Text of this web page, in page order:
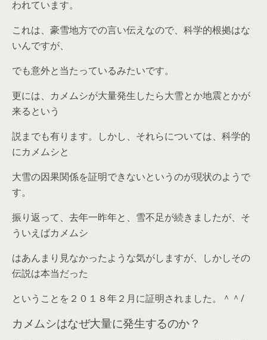
われています。
これは、豪雪地方での言い伝えなので、科学的根拠はな
いんですが、
でも意外と当たっているみたいです。
更には、カメムシが大量発生したら大雪とか地震とかが
来るという
説までも有ります。しかし、それらについては、科学的
にカメムシと
大雪の因果関係を証明できないというのが現状のようで
す。
振り返って、去年一昨年と、雪不足が続きましたが、そ
ういえばカメムシ
はあんまり見なかったような気がしますが、しかしその
伝説は本当だった
ということを２０１８年２月に証明されました。＾＾/
カメムシはなぜ大量に発生するのか？